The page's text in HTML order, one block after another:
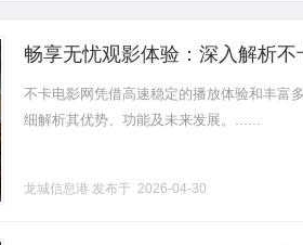
畅享无忧观影体验：深入解析
不卡电影网凭借高速稳定的播放体验和丰富
细解析其优势、功能及未来发展。......
龙城信息港 发布于 2026-04-30